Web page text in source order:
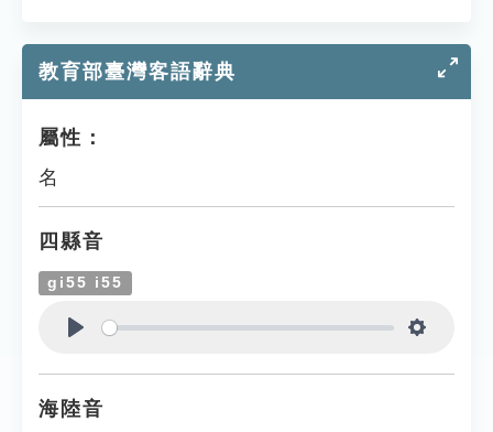
教育部臺灣客語辭典
屬性：
名
四縣音
gi55 i55
海陸音